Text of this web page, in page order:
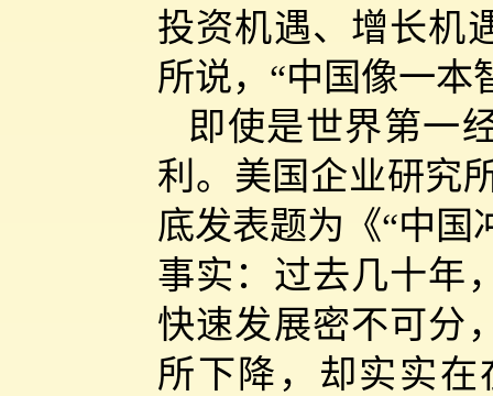
投资机遇、增长机
所说，“中国像一本
即使是世界第一
利。美国企业研究
底发表题为《“中国
事实：过去几十年
快速发展密不可分
所下降，却实实